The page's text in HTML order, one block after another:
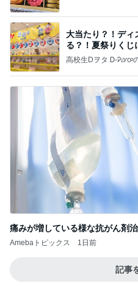
大当たり？！デ
る？！夏祭りくじ
痛みが増している様な抗がん剤
Amebaトピックス 1日前
記事